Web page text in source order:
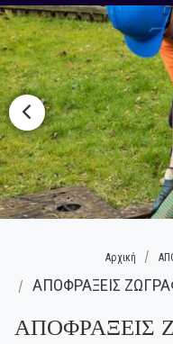
Αρχική
ΑΠΟΦΡΑΞΕΙΣ
ΑΠΟΦΡΑΞΕΙΣ